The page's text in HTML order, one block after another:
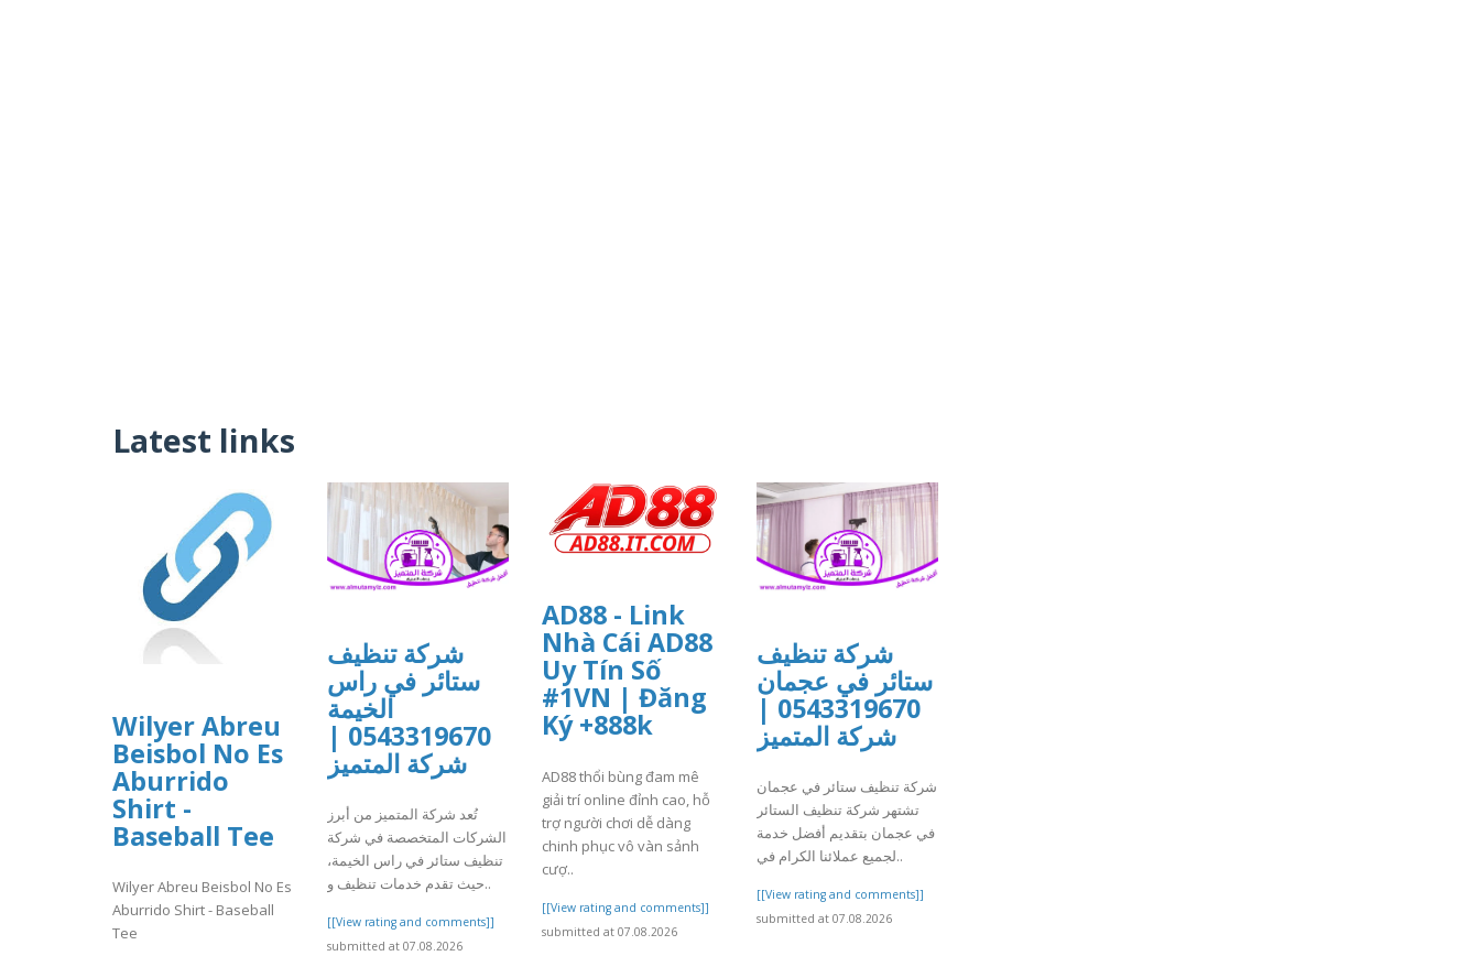
Latest links
Wilyer Abreu
Beisbol No Es
Aburrido
Shirt -
Baseball Tee
Wilyer Abreu Beisbol No Es
Aburrido Shirt - Baseball
Tee
شركة تنظيف
ستائر في راس
الخيمة
0543319670 |
شركة المتميز
تُعد شركة المتميز من أبرز
الشركات المتخصصة في شركة
تنظيف ستائر في راس الخيمة،
حيث تقدم خدمات تنظيف و..
[[View rating and comments]]
submitted at 07.08.2026
AD88 - Link
Nhà Cái AD88
Uy Tín Số
#1VN | Đăng
Ký +888k
AD88 thổi bùng đam mê
giải trí online đỉnh cao, hỗ
trợ người chơi dễ dàng
chinh phục vô vàn sảnh
cượ..
[[View rating and comments]]
submitted at 07.08.2026
شركة تنظيف
ستائر في عجمان
0543319670 |
شركة المتميز
شركة تنظيف ستائر في عجمان
تشتهر شركة تنظيف الستائر
في عجمان بتقديم أفضل خدمة
لجميع عملائنا الكرام في..
[[View rating and comments]]
submitted at 07.08.2026